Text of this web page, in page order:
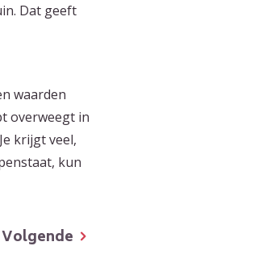
Dat geeft
waarden
overweegt in
krijgt veel,
kun
Volgende